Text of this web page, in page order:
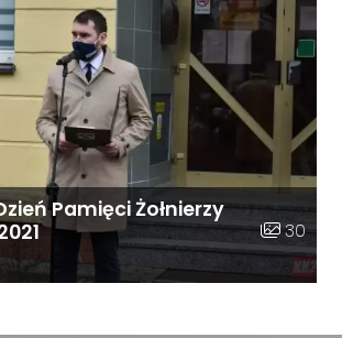
Pamięci Żołnierzy
Liczba
30